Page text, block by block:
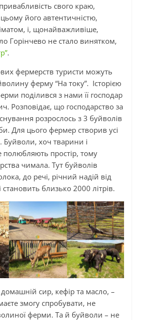
свого краю,
його автентичністю,
і, щонайважливіше,
Горінчево не стало винятком,
.
фермерств туристи можуть
ферму “На току”. Історією
поділився з нами її господар
Розповідає, що господарство за
розрослось з 3 буйволів
Для цього фермер створив усі
Буйволи, хоч тварини і
полюбляють простір, тому
чимала. Тут буйволів
до речі, річний надій від
становить близько 2000 літрів.
сир, кефір та масло, –
змогу спробувати, не
ферми. Та й буйволи – не